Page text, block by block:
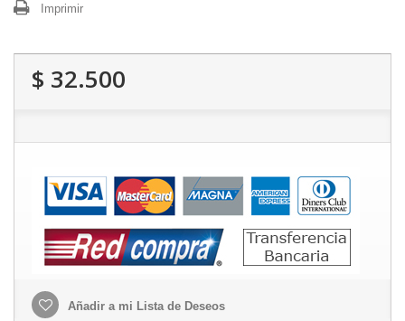
Imprimir
$ 32.500
Añadir a mi Lista de Deseos